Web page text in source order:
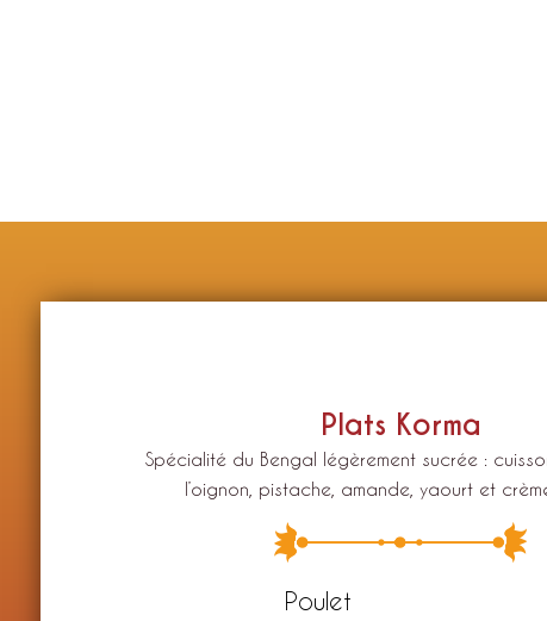
Plats Korma
Spécialité du Bengal légèrement sucrée :
l’oignon, pistache, amande, yaourt et
Poulet